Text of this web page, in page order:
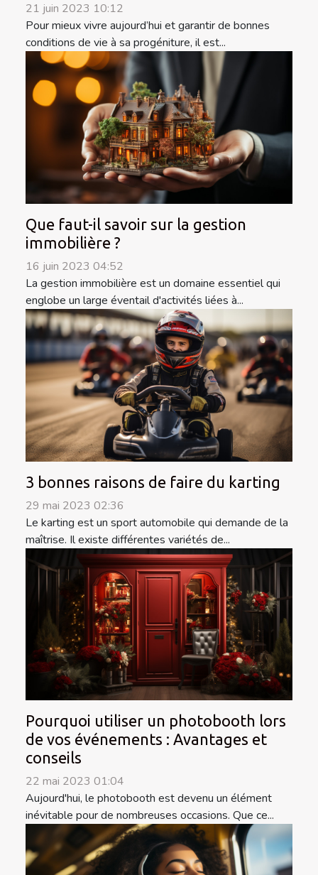
21 juin 2023 10:12
Pour mieux vivre aujourd’hui et garantir de bonnes
conditions de vie à sa progéniture, il est...
Que faut-il savoir sur la gestion
immobilière ?
16 juin 2023 04:52
La gestion immobilière est un domaine essentiel qui
englobe un large éventail d'activités liées à...
3 bonnes raisons de faire du karting
29 mai 2023 02:36
Le karting est un sport automobile qui demande de la
maîtrise. Il existe différentes variétés de...
Pourquoi utiliser un photobooth lors
de vos événements : Avantages et
conseils
22 mai 2023 01:04
Aujourd'hui, le photobooth est devenu un élément
inévitable pour de nombreuses occasions. Que ce...